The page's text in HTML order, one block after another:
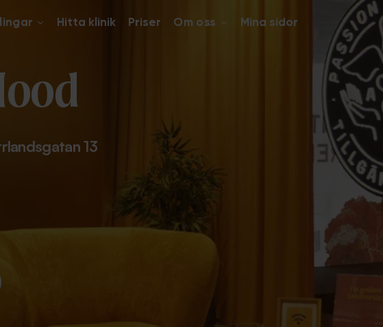
Hitta klinik Priser Om oss Mina sidor
13